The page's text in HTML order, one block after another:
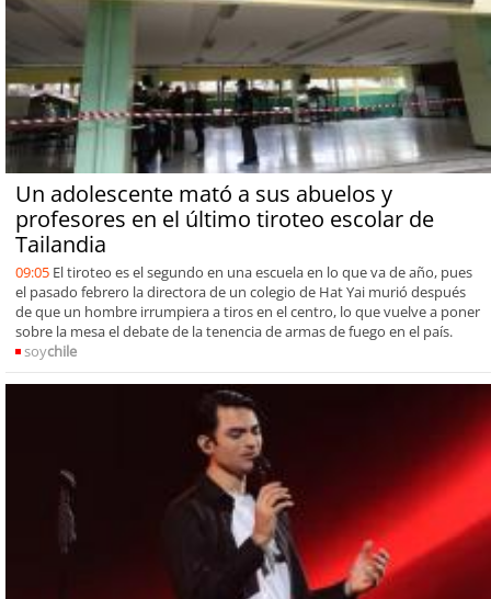
Un adolescente mató a sus abuelos y
profesores en el último tiroteo escolar de
Tailandia
09:05 El tiroteo es el segundo en una escuela en lo que va de año, pues
el pasado febrero la directora de un colegio de Hat Yai murió después
de que un hombre irrumpiera a tiros en el centro, lo que vuelve a poner
sobre la mesa el debate de la tenencia de armas de fuego en el país.
soychile